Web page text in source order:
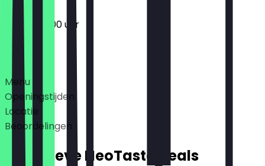
06:30 - 17:00 uur
Deals
Menu
Openingstijden
Locatie
Beoordelingen
Exclusieve NeoTaste Deals